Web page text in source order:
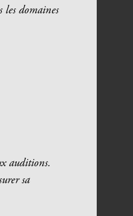
les domaines
auditions.
sa